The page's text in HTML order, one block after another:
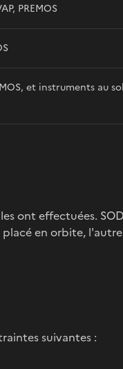
PREMOS
et instruments au sol
ont effectuées.
en orbite,
suivantes :